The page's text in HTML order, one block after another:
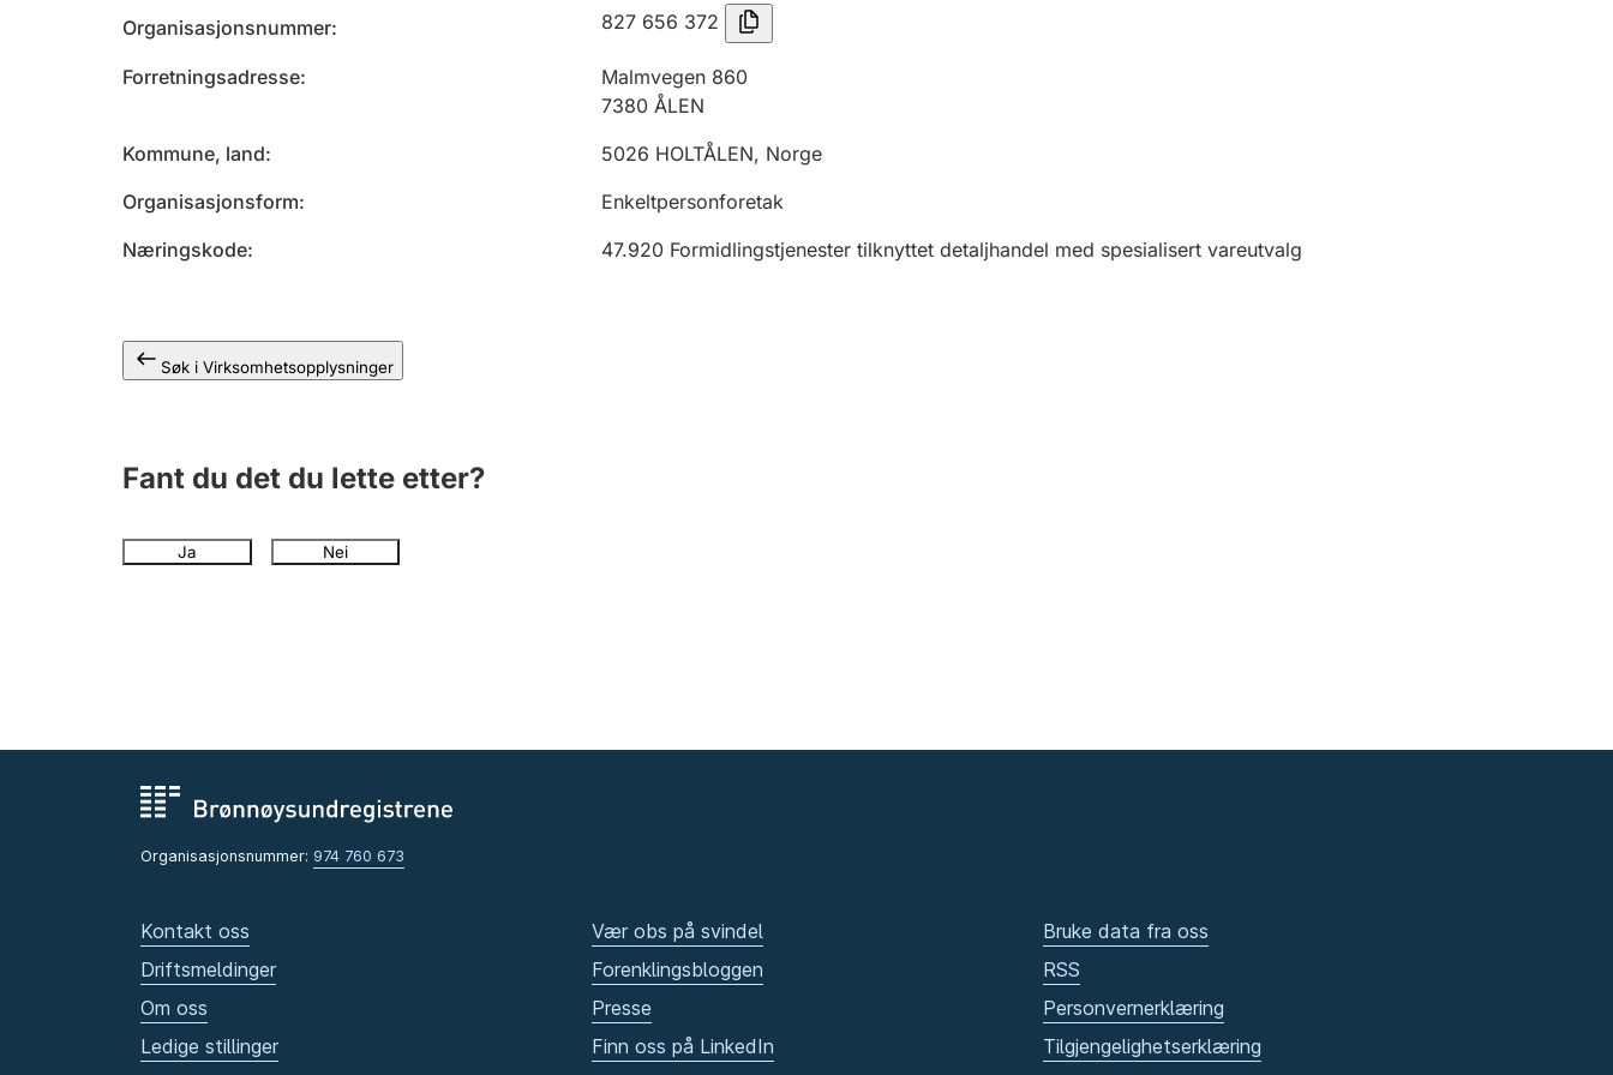
Organisasjonsnummer 827 656 372
Forretningsadresse
Malmvegen 860
7380 ÅLEN
Kommune, land
5026 HOLTÅLEN, Norge
Organisasjonsform
Enkeltpersonforetak
Næringskode
47.920 Formidlingstjenester tilknyttet detaljhandel med spesialisert vareutvalg
Søk i Virksomhetsopplysninger
Fant du det du lette etter?
Ja Nei
Organisasjonsnummer: 974 760 673
Kontakt oss
Driftsmeldinger
Om oss
Ledige stillinger
Vær obs på svindel
Forenklingsbloggen
Presse
Finn oss på LinkedIn
Bruke data fra oss
RSS
Personvernerklæring
Tilgjengelighetserklæring